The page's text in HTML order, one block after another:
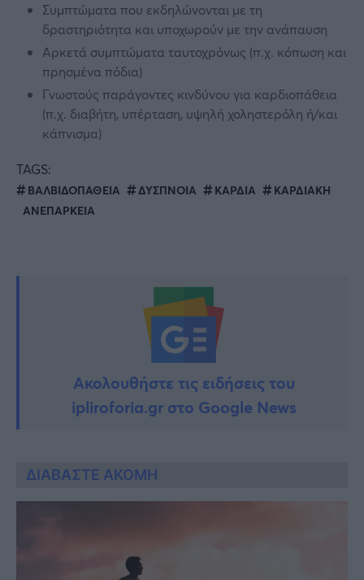
Συμπτώματα που εκδηλώνονται με τη
δραστηριότητα και υποχωρούν με την ανάπαυση
Αρκετά συμπτώματα ταυτοχρόνως (π.χ. κόπωση και
πρησμένα πόδια)
Γνωστούς παράγοντες κινδύνου για καρδιοπάθεια
(π.χ. διαβήτη, υπέρταση, υψηλή χοληστερόλη ή/και
κάπνισμα)
TAGS:
ΒΑΛΒΙΔΟΠΑΘΕΙΑ ΔΥΣΠΝΟΙΑ ΚΑΡΔΙΑ
ΚΑΡΔΙΑΚΗ
ΑΝΕΠΑΡΚΕΙΑ
Ακολουθήστε τις ειδήσεις του
ipliroforia.gr στο Google News
ΔΙΑΒΑΣΤΕ ΑΚΟΜΗ